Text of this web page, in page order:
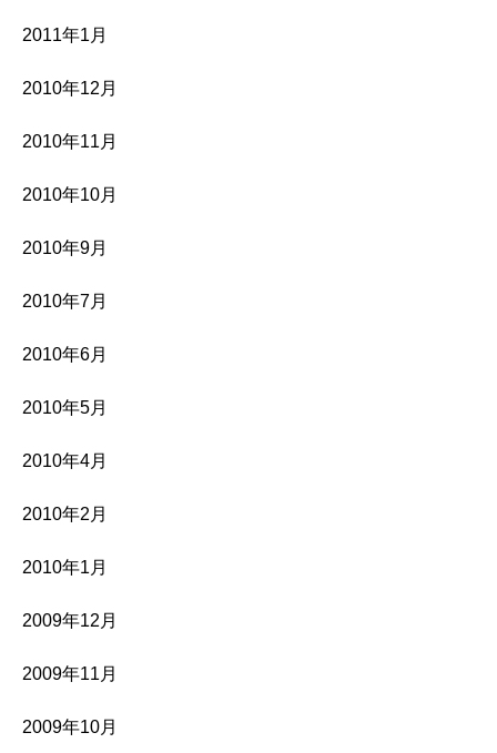
2011年1月
2010年12月
2010年11月
2010年10月
2010年9月
2010年7月
2010年6月
2010年5月
2010年4月
2010年2月
2010年1月
2009年12月
2009年11月
2009年10月